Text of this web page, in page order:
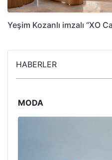
Yeşim Kozanlı imzalı “XO
HABERLER
MODA